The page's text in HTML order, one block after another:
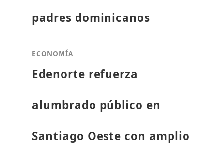
padres dominicanos
ECONOMÍA
Edenorte refuerza
alumbrado público en
Santiago Oeste con amplio